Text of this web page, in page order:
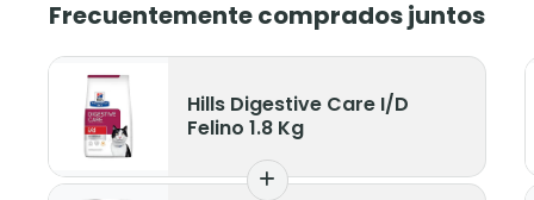
Frecuentemente comprados juntos
Hills Digestive Care I/D
Felino 1.8 Kg